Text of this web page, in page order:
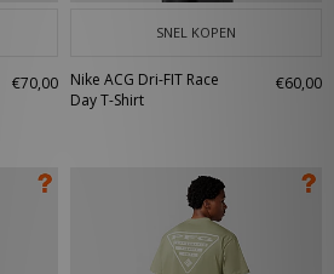
€70,00
SNEL KOPEN
Nike ACG Dri-FIT Race
Day T-Shirt
€60,00